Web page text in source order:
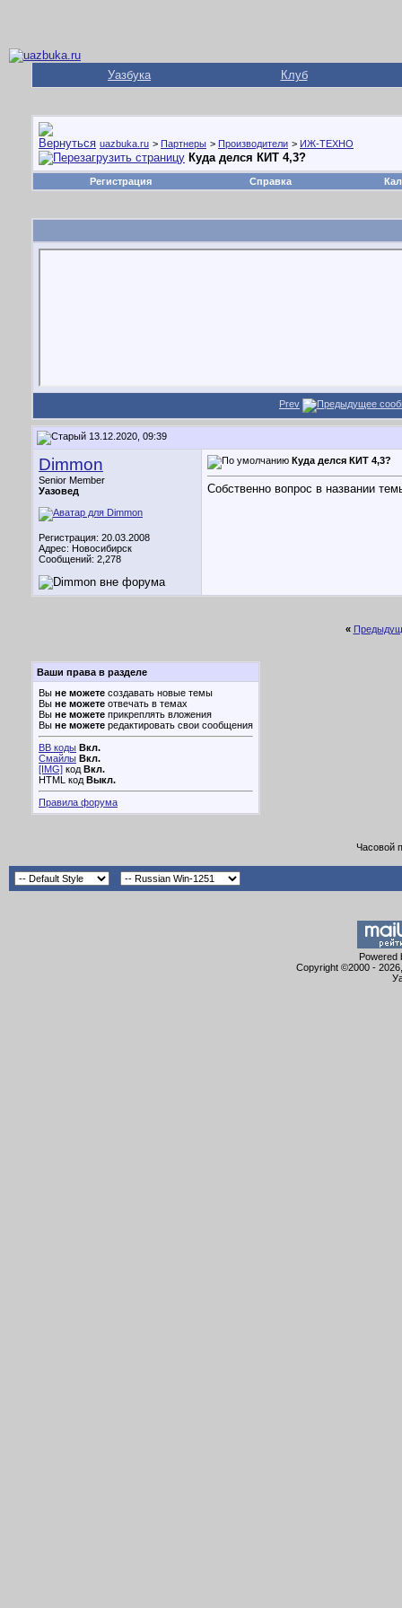
Уазбука Клуб
uazbuka.ru > Партнеры > Производители > ИЖ-ТЕХНО
Куда делся КИТ 4,3?
Регистрация Справка
Prev
13.12.2020, 09:39
Dimmon
Senior Member
Уазовед
Регистрация: 20.03.2008
Адрес: Новосибирск
Сообщений: 2,278
Куда делся КИТ 4,3?
Собственно вопрос в названии
«
Ваши права в разделе
Вы не можете создавать новые темы
Вы не можете отвечать в темах
Вы не можете прикреплять вложения
Вы не можете редактировать свои сообщения
BB коды Вкл.
Смайлы Вкл.
[IMG] код Вкл.
HTML код Выкл.
Правила форума
Часовой
Powered
Copyright ©2000 -